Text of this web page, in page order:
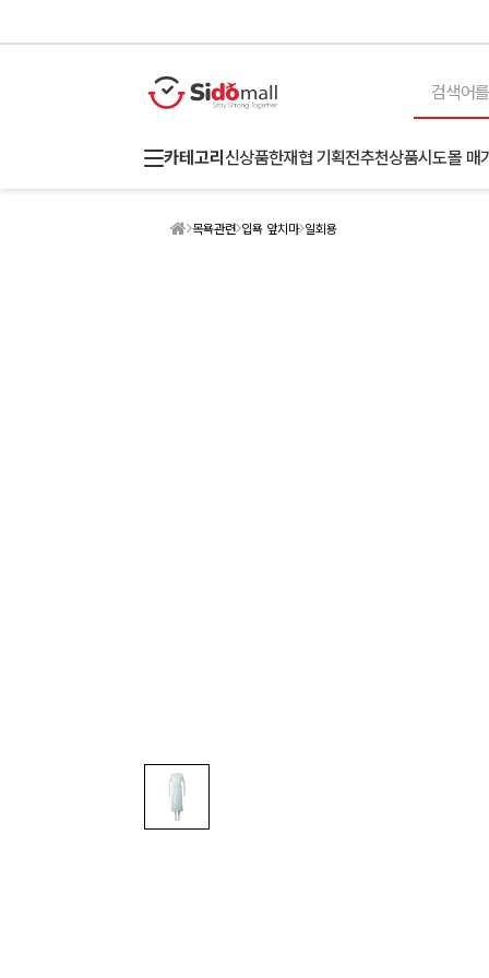
카테고리 신상품한재협 기획전추천상품시도몰 매
목욕관련 입욕 앞치마 일회용